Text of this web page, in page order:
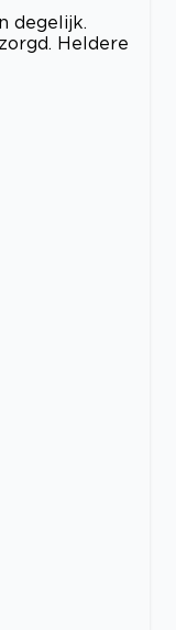
degelijk.
Heldere